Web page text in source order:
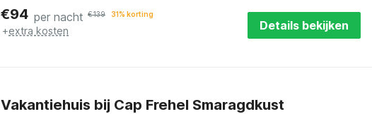
€94 per nacht €139 31% korting
+extra kosten Details bekijken
Vakantiehuis bij Cap Frehel Smaragdkust